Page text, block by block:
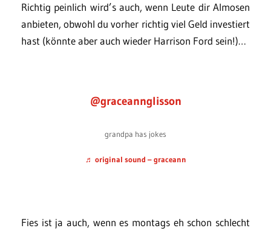
Richtig peinlich wird’s auch, wenn Leute dir Almosen
anbieten, obwohl du vorher richtig viel Geld investiert
hast (könnte aber auch wieder Harrison Ford sein!)…
@graceannglisson
grandpa has jokes
♬ original sound – graceann
Fies ist ja auch, wenn es montags eh schon schlecht